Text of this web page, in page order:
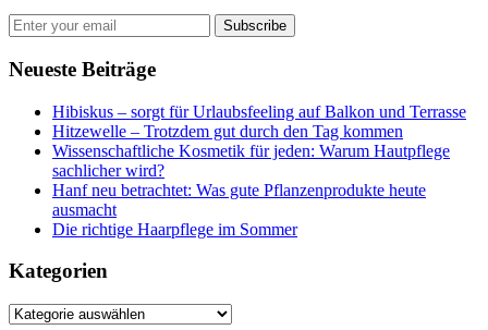
Subscribe
Neueste Beiträge
Hibiskus – sorgt für Urlaubsfeeling auf Balkon und Terrasse
Hitzewelle – Trotzdem gut durch den Tag kommen
Wissenschaftliche Kosmetik für jeden: Warum Hautpflege
sachlicher wird?
Hanf neu betrachtet: Was gute Pflanzenprodukte heute
ausmacht
Die richtige Haarpflege im Sommer
Kategorien
Kategorien